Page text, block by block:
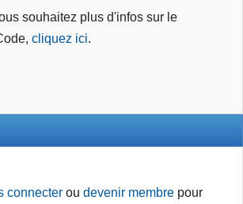
souhaitez plus d'infos sur le
cliquez ici.
connecter oudevenir membre pour